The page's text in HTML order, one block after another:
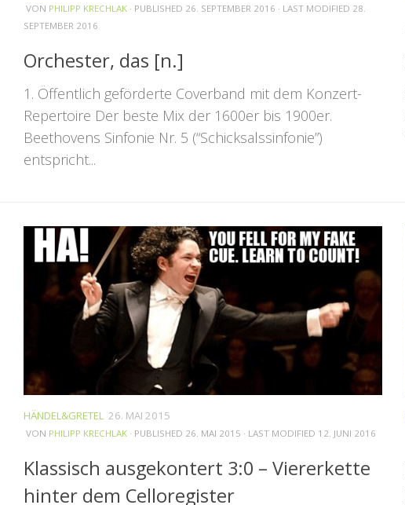
VON PHILIPP KRECHLAK · PUBLISHED 26. SEPTEMBER 2016 · LAST MODIFIED 28.
SEPTEMBER 2016
Orchester, das [n.]
1. Öffentlich geförderte Coverband mit dem Konzert-
Repertoire Der beste Mix der 1600er bis 1900er.
Beethovens Sinfonie Nr. 5 (“Schicksalssinfonie”)
entspricht...
HÄNDEL&GRETEL 26. MAI 2015
VON PHILIPP KRECHLAK · PUBLISHED 26. MAI 2015 · LAST MODIFIED 12. JUNI 2016
Klassisch ausgekontert 3:0 – Viererkette
hinter dem Celloregister